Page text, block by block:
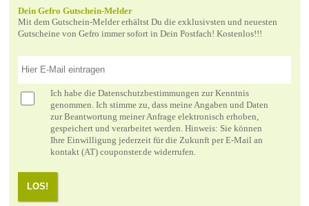
Dein Gefro Gutschein-Melder
Mit dem Gutschein-Melder erhältst Du die exklusivsten und neuesten
Gutscheine von Gefro immer sofort in Dein Postfach! Kostenlos!!!
Ich habe die Datenschutzbestimmungen zur Kenntnis
genommen. Ich stimme zu, dass meine Angaben und Daten
zur Beantwortung meiner Anfrage elektronisch erhoben,
gespeichert und verarbeitet werden. Hinweis: Sie können
Ihre Einwilligung jederzeit für die Zukunft per E-Mail an
kontakt (AT) couponster.de widerrufen.
LOS!